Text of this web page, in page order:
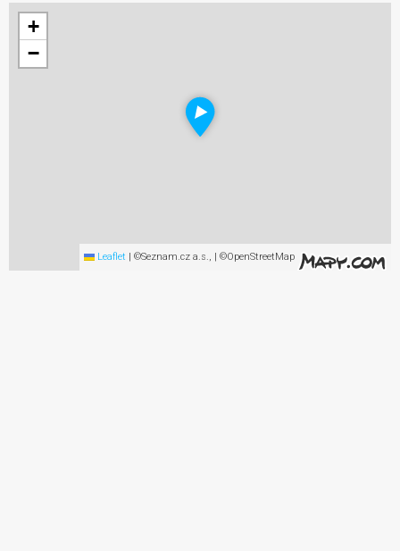
+
−
Leaflet | ©Seznam.cz a.s., | ©OpenStreetMap